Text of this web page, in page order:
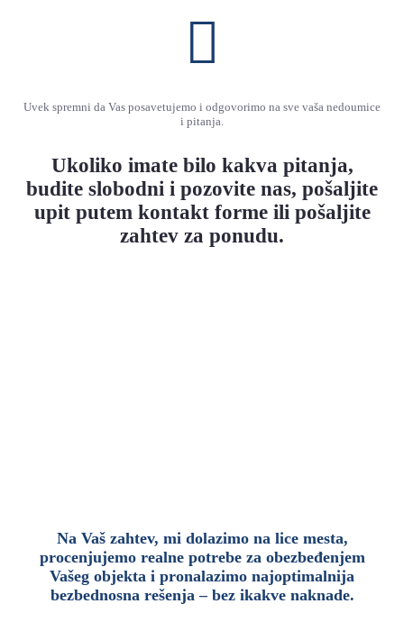
Uvek spremni da Vas posavetujemo i odgovorimo na sve vaša nedoumice
i pitanja.
Ukoliko imate bilo kakva pitanja,
budite slobodni i pozovite nas, pošaljite
upit putem kontakt forme ili pošaljite
zahtev za ponudu.
Na Vaš zahtev, mi dolazimo na lice mesta,
procenjujemo realne potrebe za obezbeđenjem
Vašeg objekta i pronalazimo najoptimalnija
bezbednosna rešenja – bez ikakve naknade.